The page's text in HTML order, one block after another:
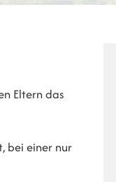
Eltern das
bei einer nur